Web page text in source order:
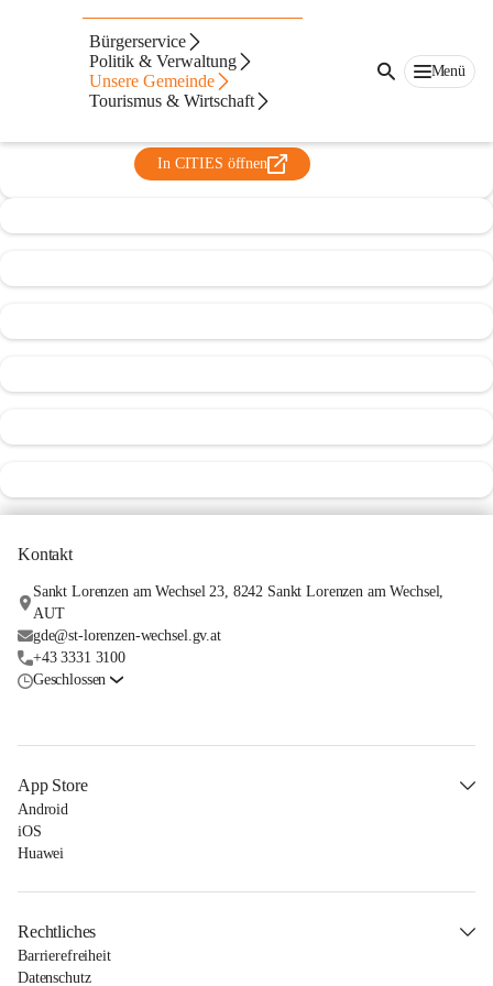
Bürgerservice
Politik & Verwaltung
Unsere Gemeinde
Tourismus & Wirtschaft
Menü
Kindergarten St. Lorenzen am
Wechsel
@kindergarten-st-lorenzen-am-wechsel
In CITIES öffnen
Kontakt
Sankt Lorenzen am Wechsel 23, 8242 Sankt Lorenzen am Wechsel,
AUT
gde@st-lorenzen-wechsel.gv.at
+43 3331 3100
Geschlossen
App Store
Android
iOS
Huawei
Rechtliches
Barrierefreiheit
Datenschutz